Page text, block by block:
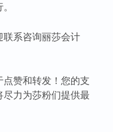
系咨询丽莎会计
赞和转发！您的支
力为莎粉们提供最